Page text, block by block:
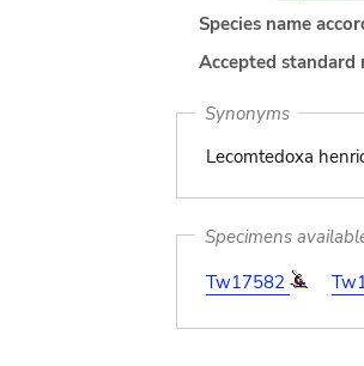
Species name
Accepted standard
Synonyms
Lecomtedoxa
Specimens
Tw17582